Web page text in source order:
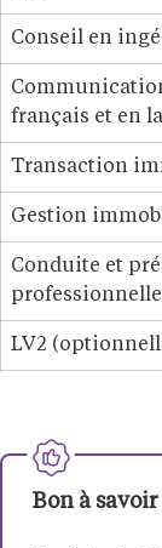
Conseil en
français et en
Transaction
Gestion
Conduite et
LV2
Bon à savoir